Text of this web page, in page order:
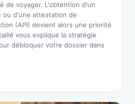
de voyager. L'obtention d'un
ou d'une attestation de
(API) devient alors une priorité
vous explique la stratégie
débloquer votre dossier dans